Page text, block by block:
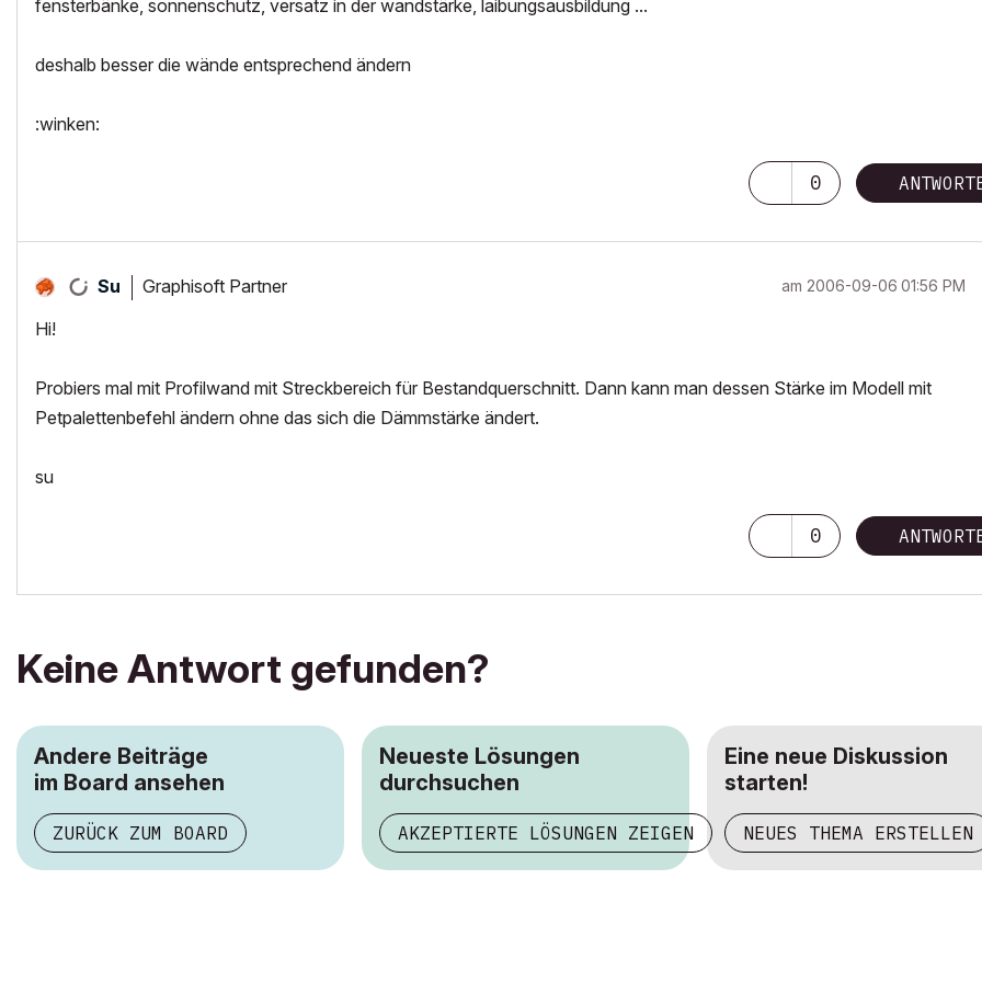
fensterbänke, sonnenschutz, versatz in der wandstärke, laibungsausbildung ...
deshalb besser die wände entsprechend ändern
:winken:
0
Su Graphisoft Partner am ‎2006-09-06 01:56 PM
Hi!
Probiers mal mit Profilwand mit Streckbereich für Bestandquerschnitt. Dann kann man dessen Stärke im Modell mit
Petpalettenbefehl ändern ohne das sich die Dämmstärke ändert.
su
0
Keine Antwort gefunden?
Andere Beiträge
im Board ansehen
ZURÜCK ZUM BOARD
Neueste Lösungen
durchsuchen
AKZEPTIERTE LÖSUNGEN ZEIGEN
Eine neue Diskussion
starten!
NEUES THEMA ERSTELLEN